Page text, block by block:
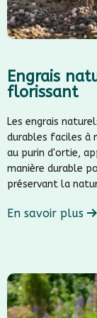
Engrais
florissant
Les engrais
durables faciles à
au purin d'ortie,
manière durable
préservant la
En savoir plus